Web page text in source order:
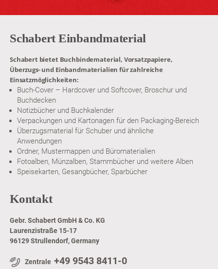
Schabert Einbandmaterial
Schabert bietet Buchbindematerial, Vorsatzpapiere,
Überzugs- und Einbandmaterialien für zahlreiche
Einsatzmöglichkeiten:
Buch-Cover – Hardcover und Softcover, Broschur und
Buchdecken
Notizbücher und Buchkalender
Verpackungen und Kartonagen für den Packaging-Bereich
Überzugsmaterial für Schuber und ähnliche
Anwendungen
Ordner, Mustermappen und Büromaterialien
Fotoalben, Münzalben, Stammbücher und weitere Alben
Speisekarten, Gesangbücher, Sparbücher
Kontakt
Gebr. Schabert GmbH & Co. KG
Laurenzistraße 15-17
96129 Strullendorf, Germany
Zentrale +49 9543 8411-0